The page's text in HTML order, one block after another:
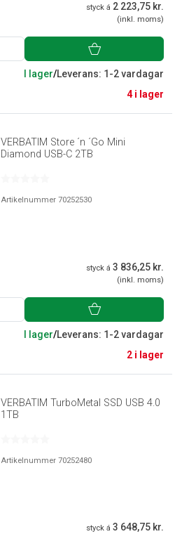
styck á 2 223,75 kr.
(inkl. moms)
I lager/Leverans: 1-2 vardagar
4 i lager
VERBATIM Store ´n ´Go Mini
Diamond USB-C 2TB
Artikelnummer 70252530
styck á 3 836,25 kr.
(inkl. moms)
I lager/Leverans: 1-2 vardagar
2 i lager
VERBATIM TurboMetal SSD USB 4.0
1TB
Artikelnummer 70252480
styck á 3 648,75 kr.